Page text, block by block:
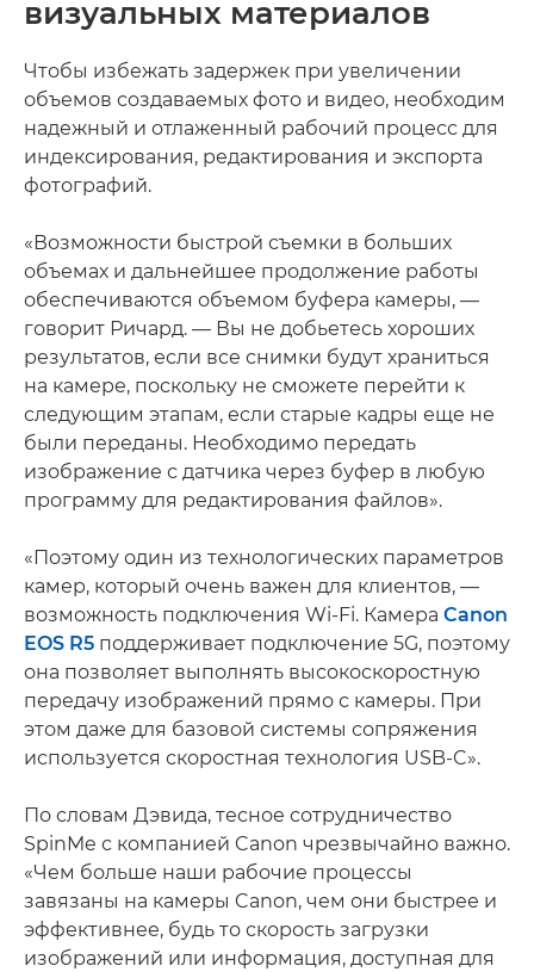
визуальных материалов
Чтобы избежать задержек при увеличении
объемов создаваемых фото и видео, необходим
надежный и отлаженный рабочий процесс для
индексирования, редактирования и экспорта
фотографий.
«Возможности быстрой съемки в больших
объемах и дальнейшее продолжение работы
обеспечиваются объемом буфера камеры, —
говорит Ричард. — Вы не добьетесь хороших
результатов, если все снимки будут храниться
на камере, поскольку не сможете перейти к
следующим этапам, если старые кадры еще не
были переданы. Необходимо передать
изображение с датчика через буфер в любую
программу для редактирования файлов».
«Поэтому один из технологических параметров
камер, который очень важен для клиентов, —
возможность подключения Wi-Fi. Камера Canon
EOS R5 поддерживает подключение 5G, поэтому
она позволяет выполнять высокоскоростную
передачу изображений прямо с камеры. При
этом даже для базовой системы сопряжения
используется скоростная технология USB-C».
По словам Дэвида, тесное сотрудничество
SpinMe с компанией Canon чрезвычайно важно.
«Чем больше наши рабочие процессы
завязаны на камеры Canon, чем они быстрее и
эффективнее, будь то скорость загрузки
изображений или информация, доступная для